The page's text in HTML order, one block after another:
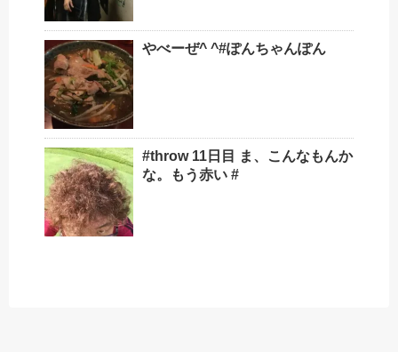
やべーぜ^ ^#ぽんちゃんぽん
#throw 11日目 ま、こんなもんか
な。もう赤い #